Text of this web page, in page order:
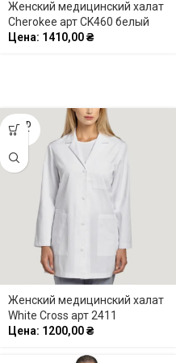
Женский медицинский халат
Cherokee арт CK460 белый
Цена: 1410,00₴
SOLD
OUT
Женский медицинский халат
White Cross арт 2411
Цена: 1200,00₴